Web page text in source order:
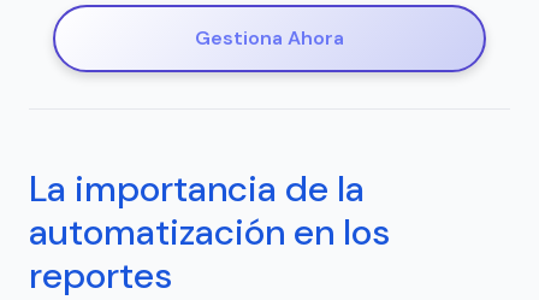
Gestiona Ahora
La importancia de la
automatización en los
reportes